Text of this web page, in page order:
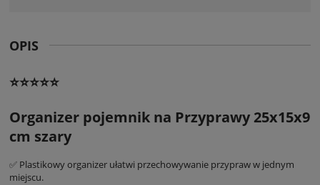
OPIS
⭐⭐⭐⭐⭐
Organizer pojemnik na Przyprawy 25x15x9
cm szary
✅ Plastikowy organizer ułatwi przechowywanie przypraw w jednym
miejscu.